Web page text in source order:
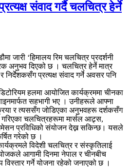
संवाद गर्दै चलचित्र हेर्ने
जारी ‘हिमालय रिम चलचित्र प्रदर्शनी
अनुभव दिएको छ । चलचित्र हेर्ने मात्र
निर्देशकसँग प्रत्यक्ष संवाद गर्ने अवसर पनि
हलमा आयोजित कार्यक्रममा चीनका
सहभागी भए । उनीहरूले आफ्ना
र त्यससँग जोडिएका अनुभवहरू दर्शकसँग
गरिएका चलचित्रहरूमा मार्सल आट्र्स,
प्रविधिको संयोजन देख्न सकिन्छ। यसले
गरेको छ ।
विदेशी चलचित्र र संस्कृतिलाई
आगामी दिनमा नेपाल र चीनबीच
गर्ने योजना रहेको जनाएको छ ।